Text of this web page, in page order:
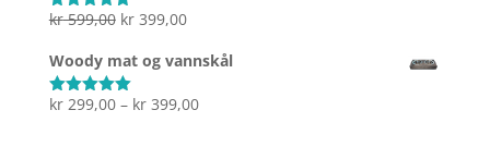
Vurdert5.00
kr599,00 Opprinnelig
var:
kr 599,00.
kr399,00Nåværende
kr 399,00.
Woody mat og vannskål
Vurdert5.00
kr299,00 – kr399,00Prisområde: